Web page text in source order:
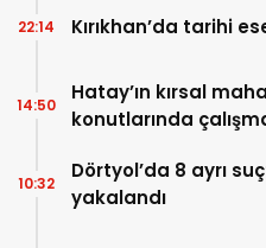
Kırıkhan’da tarihi
22:14
Hatay’ın kırsal
konutlarında
14:50
Dörtyol’da 8 ayrı
yakalandı
10:32